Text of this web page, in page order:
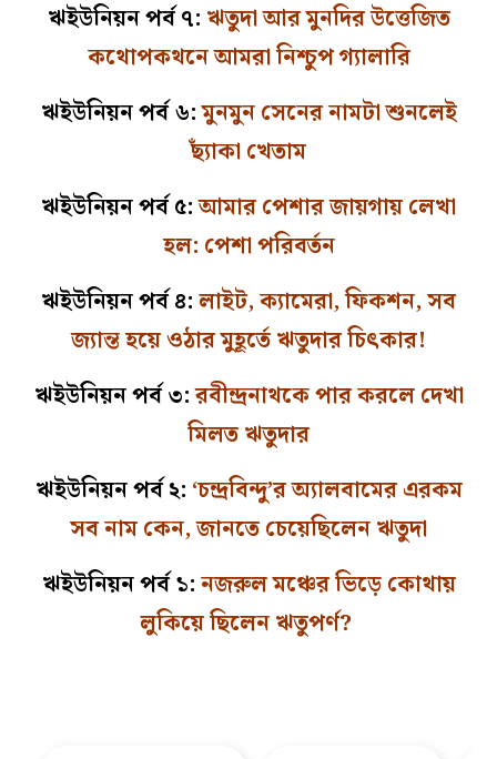
ঋইউনিয়ন পর্ব ৭: ঋতুদা আর মুনদির উত্তেজিত
কথোপকথনে আমরা নিশ্চুপ গ‌্যালারি
ঋইউনিয়ন পর্ব ৬:মুনমুন সেনের নামটা শুনলেই
ছ্যাঁকা খেতাম
ঋইউনিয়ন পর্ব ৫:আমার পেশার জায়গায় লেখা
হল: পেশা পরিবর্তন
ঋইউনিয়ন পর্ব ৪:লাইট, ক‌্যামেরা, ফিকশন, সব
জ‌্যান্ত হয়ে ওঠার মুহূর্তে ঋতুদার চিৎকার!
ঋইউনিয়ন পর্ব ৩:রবীন্দ্রনাথকে পার করলে দেখা
মিলত ঋতুদার
ঋইউনিয়ন পর্ব ২: ‘চন্দ্রবিন্দু’র অ্যালবামের এরকম
সব নাম কেন, জানতে চেয়েছিলেন ঋতুদা
ঋইউনিয়ন পর্ব ১:নজরুল মঞ্চের ভিড়ে কোথায়
লুকিয়ে ছিলেন ঋতুপর্ণ?